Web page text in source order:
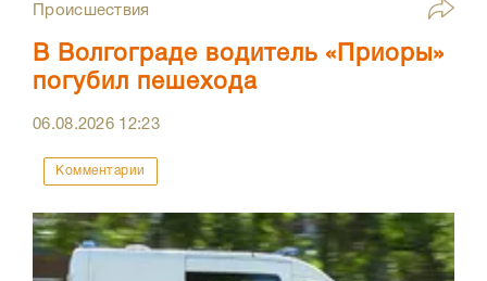
Происшествия
В Волгограде водитель «Приоры»
погубил пешехода
06.08.2026 12:23
Комментарии